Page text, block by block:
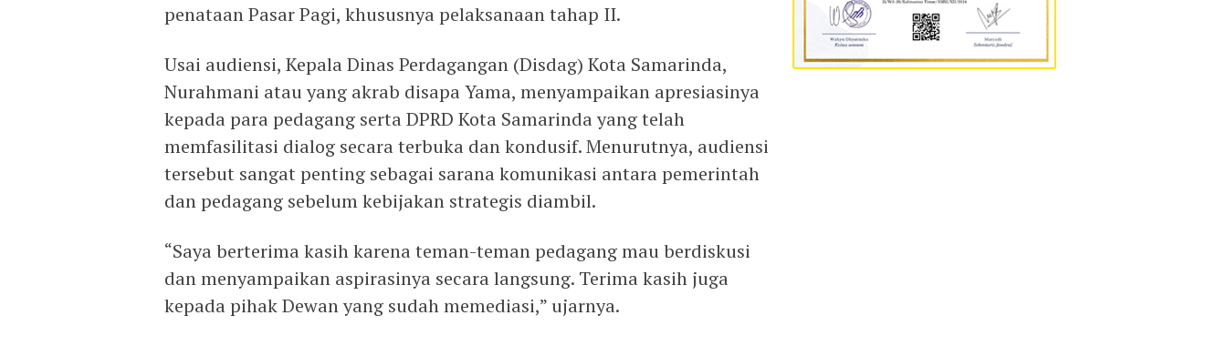
penataan Pasar Pagi, khususnya pelaksanaan tahap II.
Usai audiensi, Kepala Dinas Perdagangan (Disdag) Kota Samarinda,
Nurahmani atau yang akrab disapa Yama, menyampaikan apresiasinya
kepada para pedagang serta DPRD Kota Samarinda yang telah
memfasilitasi dialog secara terbuka dan kondusif. Menurutnya, audiensi
tersebut sangat penting sebagai sarana komunikasi antara pemerintah
dan pedagang sebelum kebijakan strategis diambil.
“Saya berterima kasih karena teman-teman pedagang mau berdiskusi
dan menyampaikan aspirasinya secara langsung. Terima kasih juga
kepada pihak Dewan yang sudah memediasi,” ujarnya.